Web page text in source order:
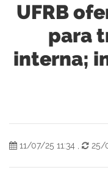
UFRB
para
interna;
11/07/25 11:34 , 25/